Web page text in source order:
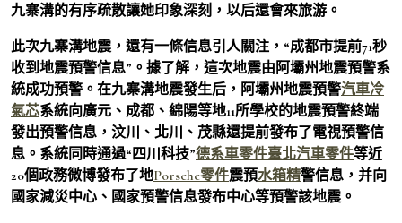
九寨溝的有序疏散讓她印象深刻，以后還會來旅游。
此次九寨溝地震，還有一條信息引人關注，“成都市提前71秒
收到地震預警信息”。據了解，這次地震由阿壩州地震預警系
統成功預警。在九寨溝地震發生后，阿壩州地震預警汽車冷
氣芯系統向廣元、成都、綿陽等地11所學校的地震預警終端
發出預警信息，汶川、北川、茂縣還提前發布了電視預警信
息。系統同時通過“四川科技”德系車零件臺北汽車零件等近
20個政務微博發布了地Porsche零件震預水箱精警信息，并向
國家減災中心、國家預警信息發布中心等預警該地震。